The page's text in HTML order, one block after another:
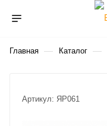
Главная — Каталог —
Артикул: ЯР061